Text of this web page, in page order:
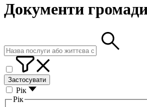
Документи
Застосувати
Рік
Рік